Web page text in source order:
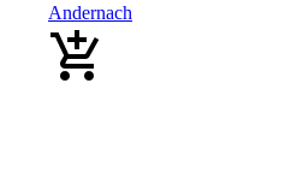
Andernach